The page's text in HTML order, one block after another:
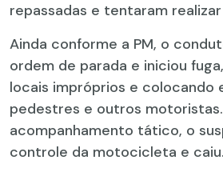
repassadas e tentaram
Ainda conforme a PM, o
ordem de parada e iniciou
locais impróprios e colocando
pedestres e outros
acompanhamento tático, o
controle da motocicleta e caiu.